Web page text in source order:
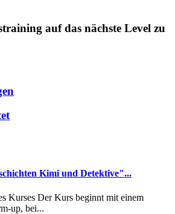
auf das nächste Level zu
Kimi und Detektive"...
Kurses Der Kurs beginnt mit einem
up, bei...